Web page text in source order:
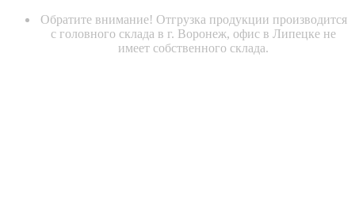
Обратите внимание! Отгрузка продукции производится
с головного склада в г. Воронеж, офис в Липецке не
имеет собственного склада.